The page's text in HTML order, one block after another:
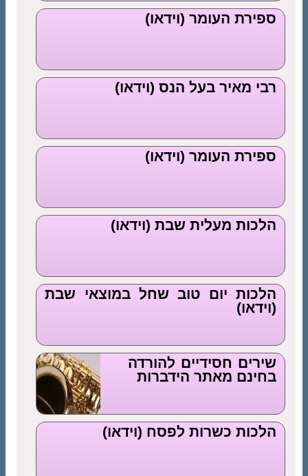
ספירת העומר (וידאו)
רבי מאיר בעל הנס (וידאו)
ספירת העומר (וידאו)
הלכות מעלית שבת (וידאו)
הלכות יום טוב שחל במוצאי שבת
(וידאו)
שירים חסידיים להורדה
בחינם מאתר הידברות
הלכות כשרות לפסח (וידאו)